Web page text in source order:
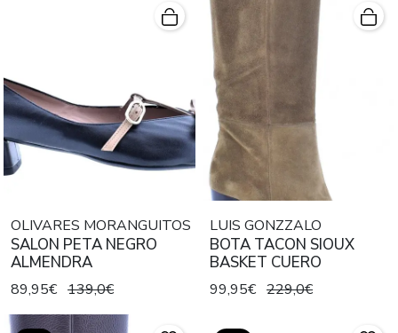
OLIVARES MORANGUITOS
SALON PETA NEGRO
ALMENDRA
89,95€ 139,0€
LUIS GONZZALO
BOTA TACON SIOUX
BASKET CUERO
99,95€ 229,0€